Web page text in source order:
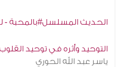
الحديث المسلسل#بالمحبة -
التوحيد وأثره في توحيد
ياسر عبد الله الحوري